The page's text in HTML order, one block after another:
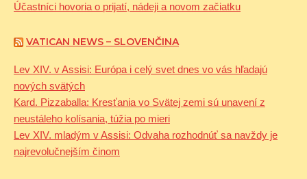
Účastníci hovoria o prijatí, nádeji a novom začiatku
VATICAN NEWS – SLOVENČINA
Lev XIV. v Assisi: Európa i celý svet dnes vo vás hľadajú
nových svätých
Kard. Pizzaballa: Kresťania vo Svätej zemi sú unavení z
neustáleho kolísania, túžia po mieri
Lev XIV. mladým v Assisi: Odvaha rozhodnúť sa navždy je
najrevolučnejším činom